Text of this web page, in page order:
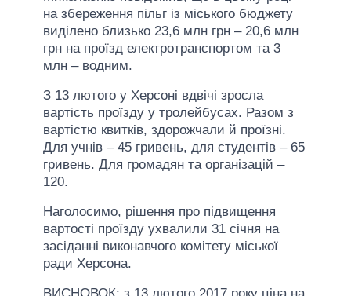
на збереження пільг із міського бюджету
виділено близько 23,6 млн грн – 20,6 млн
грн на проїзд електротранспортом та 3
млн – водним.
З 13 лютого у Херсоні вдвічі зросла
вартість проїзду у тролейбусах. Разом з
вартістю квитків, здорожчали й проїзні.
Для учнів – 45 гривень, для студентів – 65
гривень. Для громадян та організацій –
120.
Наголосимо, рішення про підвищення
вартості проїзду ухвалили 31 січня на
засіданні виконавчого комітету міської
ради Херсона.